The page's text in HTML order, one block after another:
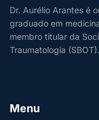
Dr. Aurélio Arantes é
graduado em
membro titular da
Traumatologia (SBOT).
Menu